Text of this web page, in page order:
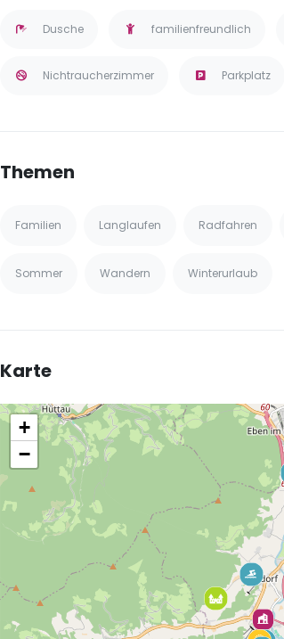
Dusche familienfreundlich
Nichtraucherzimmer Parkplatz
Themen
Familien Langlaufen Radfahren
Sommer Wandern Winterurlaub
Karte
+
−